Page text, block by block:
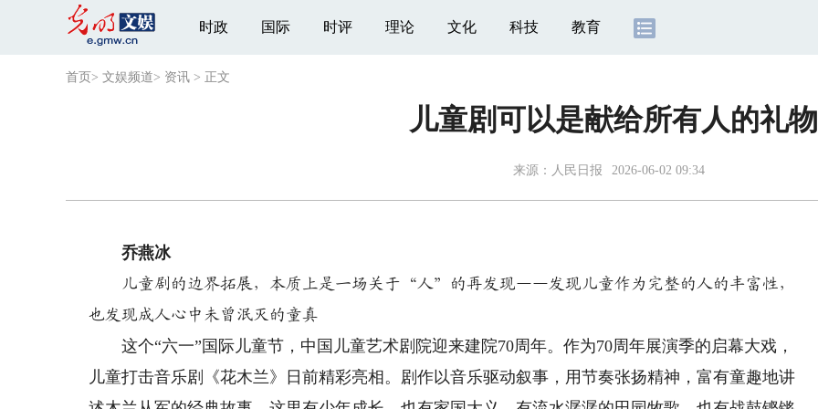
时政 国际 时评 理论 文化 科技 教育
首页 > 文娱频道> 资讯 > 正文
儿童剧可以是献给所有人的礼物
来源： 人民日报 2026-06-02 09:34
乔燕冰
儿童剧的边界拓展，本质上是一场关于“人”的再发现——发现儿童作为完整的人的丰富性，
也发现成人心中未曾泯灭的童真
这个“六一”国际儿童节，中国儿童艺术剧院迎来建院70周年。作为70周年展演季的启幕大戏，
儿童打击音乐剧《花木兰》日前精彩亮相。剧作以音乐驱动叙事，用节奏张扬精神，富有童趣地讲